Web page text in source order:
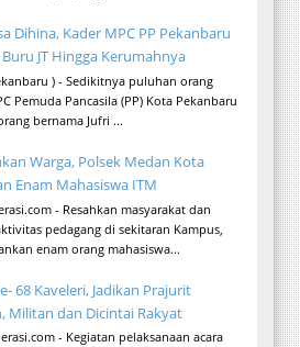
Dihina, Kader MPC PP Pekanbaru
JT Hingga Kerumahnya
) - Sedikitnya puluhan orang
Pemuda Pancasila (PP) Kota Pekanbaru
bernama Jufri ...
Warga, Polsek Medan Kota
Enam Mahasiswa ITM
- Resahkan masyarakat dan
pedagang di sekitaran Kampus,
enam orang mahasiswa...
68 Kaveleri, Jadikan Prajurit
Militan dan Dicintai Rakyat
- Kegiatan pelaksanaan acara